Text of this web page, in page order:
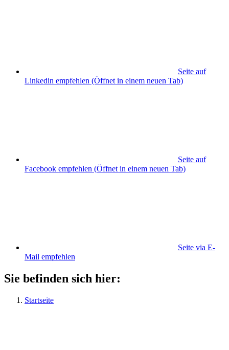
Seite auf
Linkedin empfehlen (Öffnet in einem neuen Tab)
Seite auf
Facebook empfehlen (Öffnet in einem neuen Tab)
Seite via E-
Mail empfehlen
Sie befinden sich hier:
Startseite